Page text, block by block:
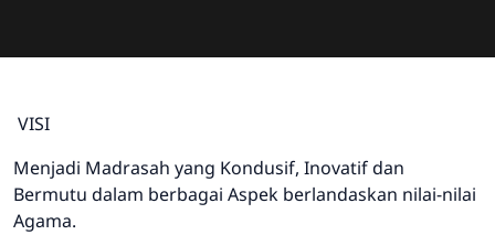
VISI
Menjadi Madrasah yang Kondusif, Inovatif dan
Bermutu dalam berbagai Aspek berlandaskan nilai-nilai
Agama.